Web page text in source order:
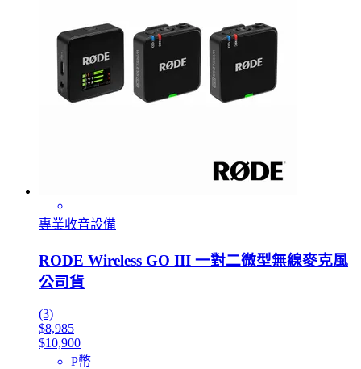
專業收音設備
RODE Wireless GO III 一對二微型無線麥克風
公司貨
(3)
$8,985
$10,900
P幣